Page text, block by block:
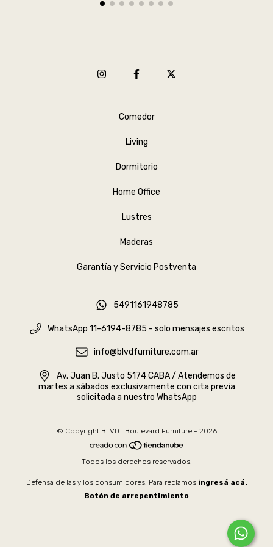
Comedor
Living
Dormitorio
Home Office
Lustres
Maderas
Garantía y Servicio Postventa
5491161948785
WhatsApp 11-6194-8785 - solo mensajes escritos
info@blvdfurniture.com.ar
Av. Juan B. Justo 5174 CABA / Atendemos de
martes a sábados exclusivamente con cita previa
solicitada a nuestro WhatsApp
© Copyright BLVD | Boulevard Furniture - 2026
Todos los derechos reservados.
Defensa de las y los consumidores. Para reclamos ingresá acá.
Botón de arrepentimiento